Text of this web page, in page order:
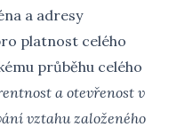
a adresy
platnost celého
průběhu celého
a otevřenost v
vztahu založeného